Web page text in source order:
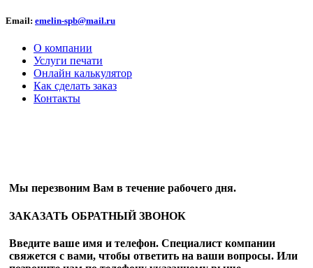
Email: emelin-spb@mail.ru
О компании
Услуги печати
Онлайн калькулятор
Как сделать заказ
Контакты
Мы перезвоним Вам в течение рабочего дня.
ЗАКАЗАТЬ ОБРАТНЫЙ ЗВОНОК
Введите ваше имя и телефон. Специалист компании
свяжется с вами, чтобы ответить на ваши вопросы. Или